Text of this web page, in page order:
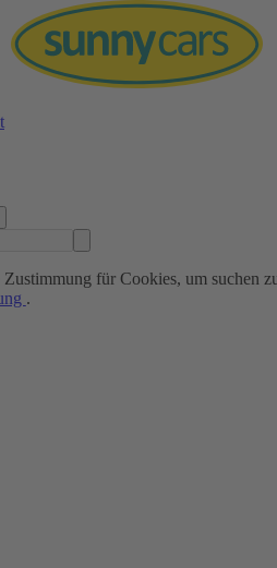
für Cookies, um suchen
.